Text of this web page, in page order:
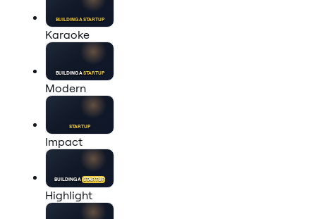
BUILDING ASTARTUP
Karaoke
BUILDING ASTARTUP
Modern
STARTUP
Impact
BUILDING A STARTUP
Highlight